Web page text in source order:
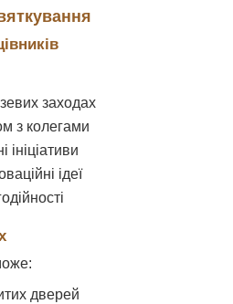
заходах
з колегами
ініціативи
ідеї
дверей